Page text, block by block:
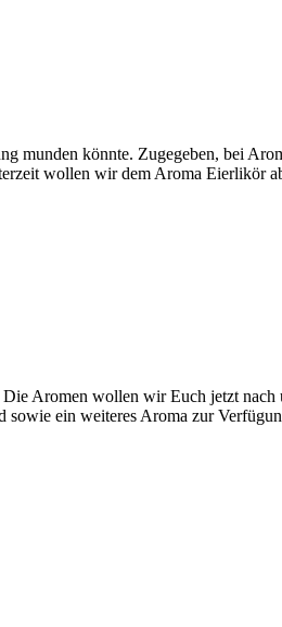
könnte. Zugegeben, bei
wollen wir dem Aroma Eierlikör
Die Aromen wollen wir Euch jetzt nach
ein weiteres Aroma zur